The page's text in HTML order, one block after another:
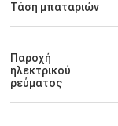
Τάση μπαταριών
Παροχή
ηλεκτρικού
ρεύματος